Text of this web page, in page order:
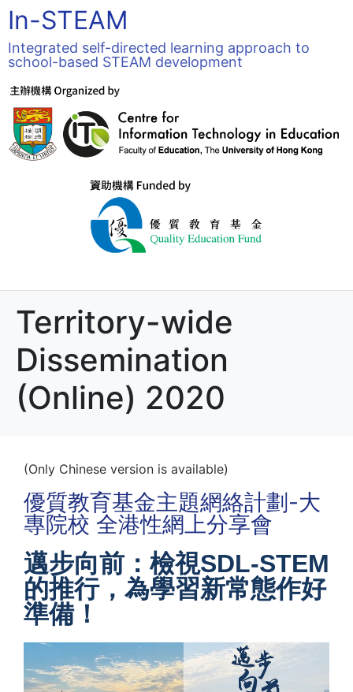
In-STEAM
Integrated self-directed learning approach to
school-based STEAM development
Territory-wide
Dissemination
(Online) 2020
(Only Chinese version is available)
優質教育基金主題網絡計劃-大
專院校 全港性網上分享會
邁步向前：檢視SDL-STEM
的推行，為學習新常態作好
準備！